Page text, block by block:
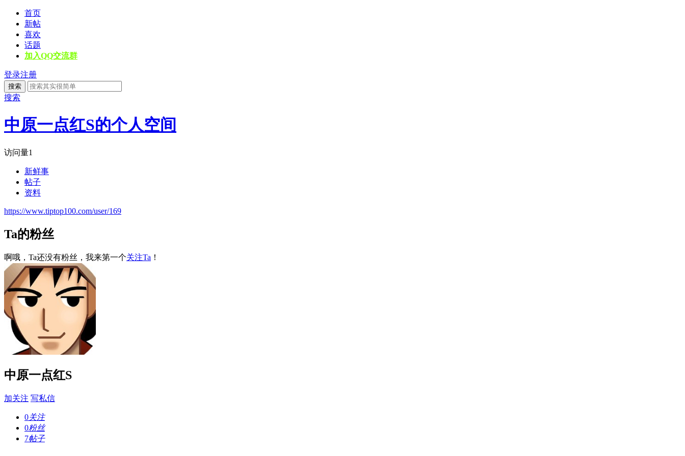
首页
新帖
喜欢
话题
加入QQ交流群
登录注册
搜索
搜索
中原一点红S的个人空间
访问量1
新鲜事
帖子
资料
https://www.tiptop100.com/user/169
Ta的粉丝
啊哦，Ta还没有粉丝，我来第一个关注Ta ！
中原一点红S
加关注 写私信
0关注
0粉丝
7帖子